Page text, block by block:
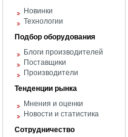
Новинки
Технологии
Подбор оборудования
Блоги производителей
Поставщики
Производители
Тенденции рынка
Мнения и оценки
Новости и статистика
Сотрудничество